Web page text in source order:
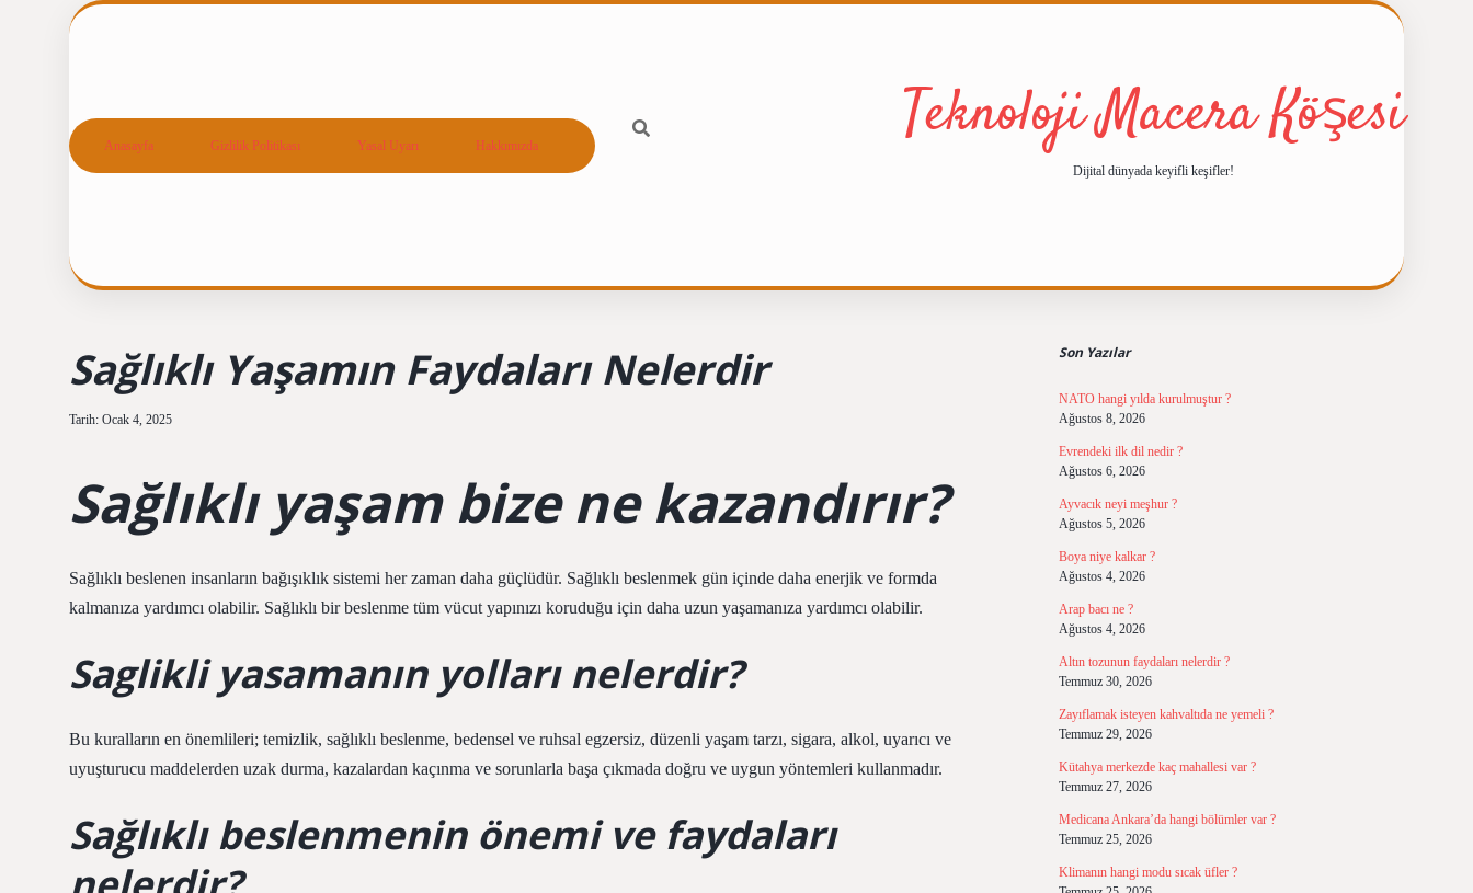
Anasayfa Gizlilik Politikası Yasal Uyarı Hakkımızda Teknoloji Macera Köşesi
Dijital dünyada keyifli keşifler!
Sağlıklı Yaşamın Faydaları Nelerdir
Tarih: Ocak 4, 2025
Sağlıklı yaşam bize ne kazandırır?
Sağlıklı beslenen insanların bağışıklık sistemi her zaman daha güçlüdür. Sağlıklı beslenmek gün içinde daha enerjik ve formda
kalmanıza yardımcı olabilir. Sağlıklı bir beslenme tüm vücut yapınızı koruduğu için daha uzun yaşamanıza yardımcı olabilir.
Saglikli yasamanın yolları nelerdir?
Bu kuralların en önemlileri; temizlik, sağlıklı beslenme, bedensel ve ruhsal egzersiz, düzenli yaşam tarzı, sigara, alkol, uyarıcı ve
uyuşturucu maddelerden uzak durma, kazalardan kaçınma ve sorunlarla başa çıkmada doğru ve uygun yöntemleri kullanmadır.
Sağlıklı beslenmenin önemi ve faydaları
Son Yazılar
NATO hangi yılda kurulmuştur ?
Ağustos 8, 2026
Evrendeki ilk dil nedir ?
Ağustos 6, 2026
Ayvacık neyi meşhur ?
Ağustos 5, 2026
Boya niye kalkar ?
Ağustos 4, 2026
Arap bacı ne ?
Ağustos 4, 2026
Altın tozunun faydaları nelerdir ?
Temmuz 30, 2026
Zayıflamak isteyen kahvaltıda ne yemeli ?
Temmuz 29, 2026
Kütahya merkezde kaç mahallesi var ?
Temmuz 27, 2026
Medicana Ankara’da hangi bölümler var ?
Temmuz 25, 2026
Klimanın hangi modu sıcak üfler ?